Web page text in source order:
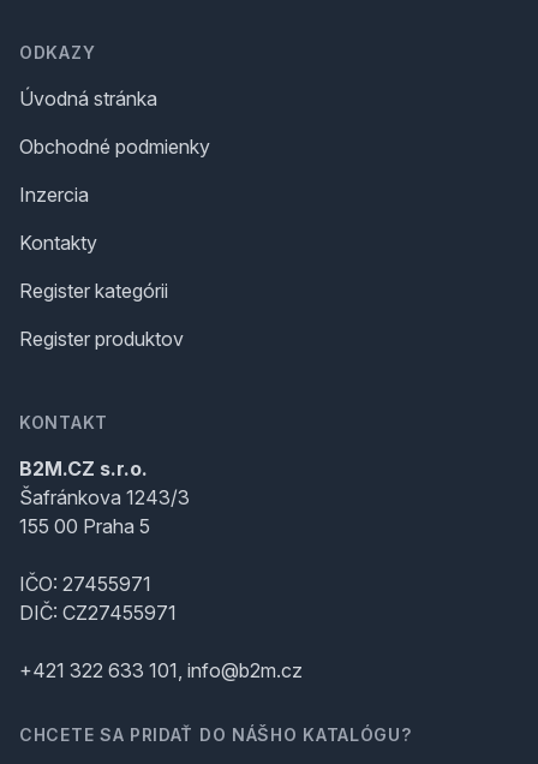
ODKAZY
Úvodná stránka
Obchodné podmienky
Inzercia
Kontakty
Register kategórii
Register produktov
KONTAKT
B2M.CZ s.r.o.
Šafránkova 1243/3
155 00 Praha 5
IČO: 27455971
DIČ: CZ27455971
+421 322 633 101, info@b2m.cz
CHCETE SA PRIDAŤ DO NÁŠHO KATALÓGU?